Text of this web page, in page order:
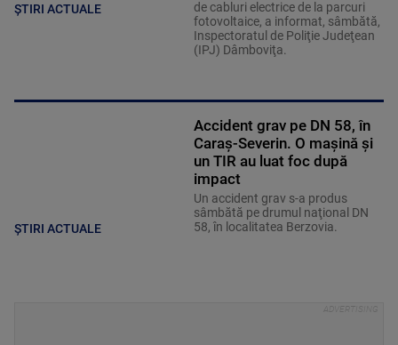
ȘTIRI ACTUALE
de cabluri electrice de la parcuri
fotovoltaice, a informat, sâmbătă,
Inspectoratul de Poliţie Judeţean
(IPJ) Dâmboviţa.
ȘTIRI ACTUALE
Accident grav pe DN 58, în
Caraș-Severin. O mașină și
un TIR au luat foc după
impact
Un accident grav s-a produs
sâmbătă pe drumul naţional DN
58, în localitatea Berzovia.